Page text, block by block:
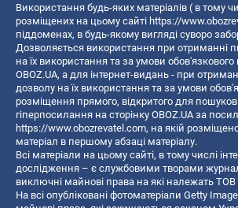
Використання будь-яких матеріалів ( в тому
розміщених на цьому сайті https://
піддоменах, в будь-якому вигляді суворо
Дозволяється використання при отриманні
на їх використання та за умови
OBOZ.UA, а для інтернет-видань - при
дозволу на їх використання та за умови
розміщення прямого, відкритого для
гіперпосилання на сторінку OBOZ.UA за
https://www.obozrevatel.com, на якій
матеріал в першому абзаці матеріалу.
Всі матеріали на цьому сайті, в тому числі
дослідження – є службовими творами
виключні майнові права на які належать ТОВ
На всі опубліковані фотоматеріали Getty